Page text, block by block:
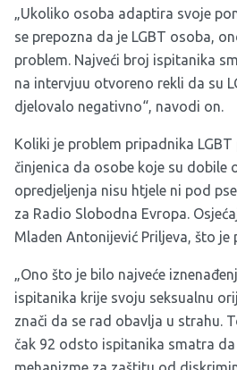
„Ukoliko osoba adaptira svoje
se prepozna da je LGBT osoba,
problem. Najveći broj ispitanika
na intervjuu otvoreno rekli da su
djelovalo negativno“, navodi on.
Koliki je problem pripadnika
činjenica da osobe koje su dobile
opredjeljenja nisu htjele ni pod
za Radio Slobodna Evropa.
Mladen Antonijević Priljeva, što
„Ono što je bilo najveće
ispitanika krije svoju seksualnu
znači da se rad obavlja u strahu.
čak 92 odsto ispitanika smatra